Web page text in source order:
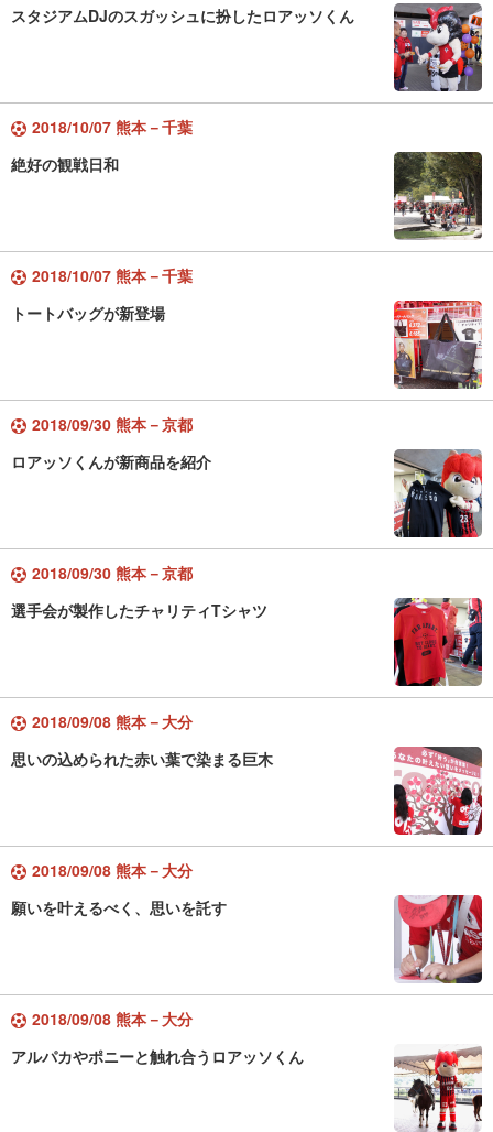
スタジアムDJのスガッシュに扮したロアッソくん
2018/10/07 熊本－千葉
絶好の観戦日和
2018/10/07 熊本－千葉
トートバッグが新登場
2018/09/30 熊本－京都
ロアッソくんが新商品を紹介
2018/09/30 熊本－京都
選手会が製作したチャリティTシャツ
2018/09/08 熊本－大分
思いの込められた赤い葉で染まる巨木
2018/09/08 熊本－大分
願いを叶えるべく、思いを託す
2018/09/08 熊本－大分
アルパカやポニーと触れ合うロアッソくん